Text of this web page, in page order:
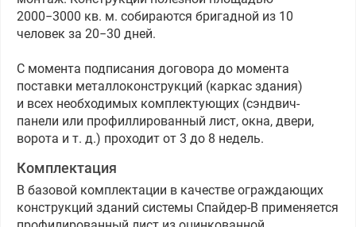
2000−3000 кв. м. собираются бригадной из 10
человек за 20−30 дней.
С момента подписания договора до момента
поставки металлоконструкций (каркас здания)
и всех необходимых комплектующих (сэндвич-
панели или профиллированный лист, окна, двери,
ворота и т. д.) проходит от 3 до 8 недель.
Комплектация
В базовой комплектации в качестве ограждающих
конструкций зданий системы Спайдер-В применяется